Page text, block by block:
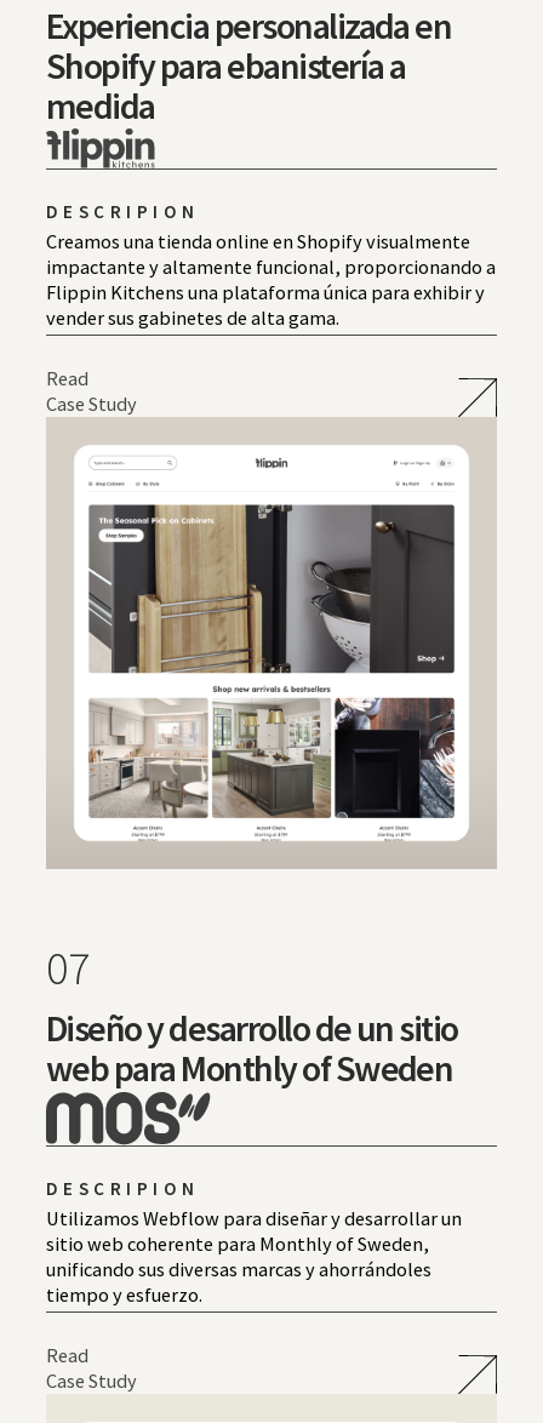
Experiencia personalizada en
Shopify para ebanistería a
medida
DESCRIPION
Creamos una tienda online en Shopify visualmente
impactante y altamente funcional, proporcionando a
Flippin Kitchens una plataforma única para exhibir y
vender sus gabinetes de alta gama.
Read
Case Study
07
Diseño y desarrollo de un sitio
web para Monthly of Sweden
DESCRIPION
Utilizamos Webflow para diseñar y desarrollar un
sitio web coherente para Monthly of Sweden,
unificando sus diversas marcas y ahorrándoles
tiempo y esfuerzo.
Read
Case Study